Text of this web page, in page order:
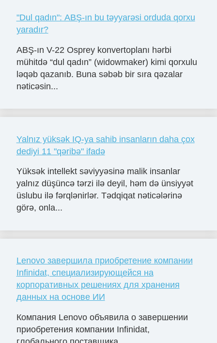
"Dul qadın": ABŞ-ın bu təyyarəsi orduda qorxu
yaradır?
ABŞ-ın V-22 Osprey konvertoplanı hərbi
mühitdə “dul qadın” (widowmaker) kimi qorxulu
ləqəb qazanıb. Buna səbəb bir sıra qəzalar
nəticəsin...
Yalnız yüksək IQ-ya sahib insanların daha çox
dediyi 11 "qəribə" ifadə
Yüksək intellekt səviyyəsinə malik insanlar
yalnız düşüncə tərzi ilə deyil, həm də ünsiyyət
üslubu ilə fərqlənirlər. Tədqiqat nəticələrinə
görə, onla...
Lenovo завершила приобретение компании
Infinidat, специализирующейся на
корпоративных решениях для хранения
данных на основе ИИ
Компания Lenovo объявила о завершении
приобретения компании Infinidat,